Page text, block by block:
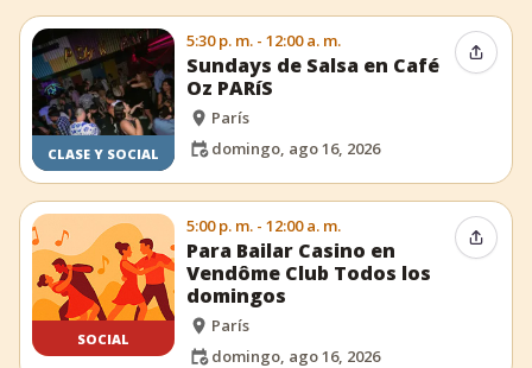
CLASE Y SOCIAL
5:30 p. m. - 12:00 a. m.
Sundays de Salsa en Café
Oz PARíS
París
domingo, ago 16, 2026
SOCIAL
5:00 p. m. - 12:00 a. m.
Para Bailar Casino en
Vendôme Club Todos los
domingos
París
domingo, ago 16, 2026